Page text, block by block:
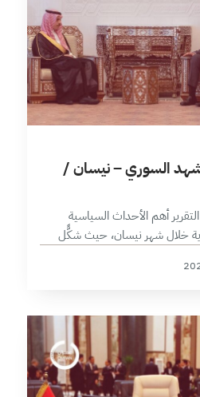
الإحاطة الدورية للمشهد السوري – نيسان /
أهم الأحداث السياسية
خلال شهر نيسان، حيث شكًّل
عنوان المشهد السياسي السوري